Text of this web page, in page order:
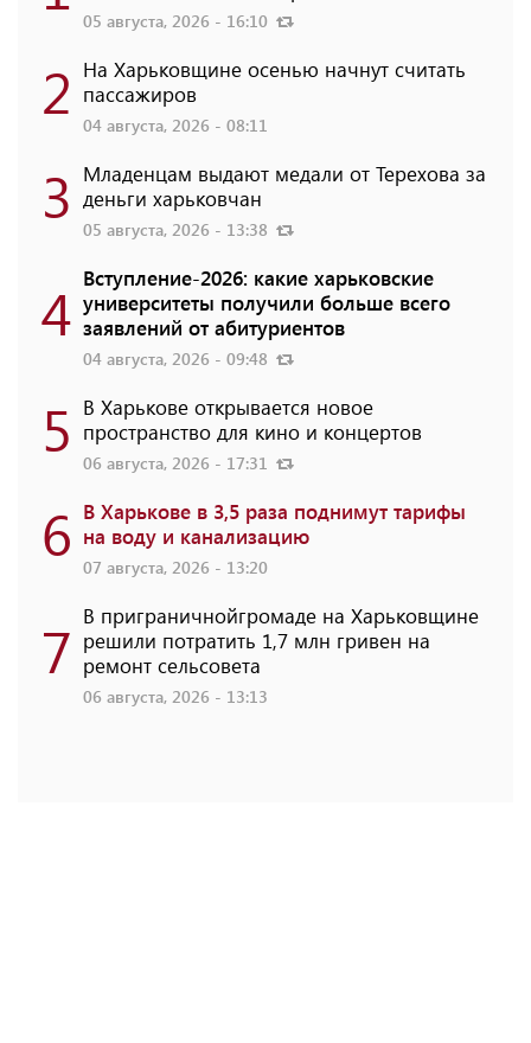
05 августа, 2026 - 16:10
2 На Харьковщине осенью начнут считать
пассажиров
04 августа, 2026 - 08:11
3 Младенцам выдают медали от Терехова за
деньги харьковчан
05 августа, 2026 - 13:38
4 Вступление-2026: какие харьковские
университеты получили больше всего
заявлений от абитуриентов
04 августа, 2026 - 09:48
5 В Харькове открывается новое
пространство для кино и концертов
06 августа, 2026 - 17:31
6 В Харькове в 3,5 раза поднимут тарифы
на воду и канализацию
07 августа, 2026 - 13:20
7 В приграничнойгромаде на Харьковщине
решили потратить 1,7 млн ​​гривен на
ремонт сельсовета
06 августа, 2026 - 13:13